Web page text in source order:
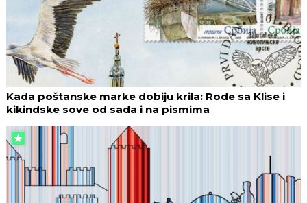
Kada poštanske marke dobiju krila: Rode sa Klise i
kikindske sove od sada i na pismima